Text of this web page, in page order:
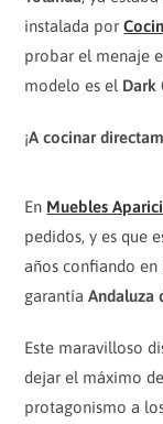
instalada por
probar el menaje
modelo es el Dark
¡A cocinar
En Muebles
pedidos, y es que
años confiando en
garantía Andaluza
Este maravilloso
dejar el máximo
protagonismo a